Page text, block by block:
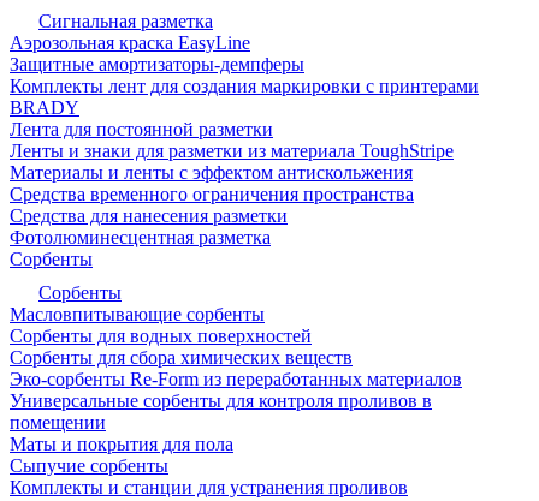
Сигнальная разметка
Аэрозольная краска EasyLine
Защитные амортизаторы-демпферы
Комплекты лент для создания маркировки с принтерами
BRADY
Лента для постоянной разметки
Ленты и знаки для разметки из материала ToughStripe
Материалы и ленты с эффектом антискольжения
Средства временного ограничения пространства
Средства для нанесения разметки
Фотолюминесцентная разметка
Сорбенты
Сорбенты
Масловпитывающие сорбенты
Сорбенты для водных поверхностей
Сорбенты для сбора химических веществ
Эко-сорбенты Re-Form из переработанных материалов
Универсальные сорбенты для контроля проливов в
помещении
Маты и покрытия для пола
Сыпучие сорбенты
Комплекты и станции для устранения проливов